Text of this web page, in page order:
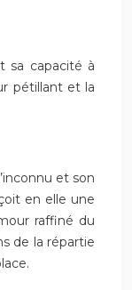
sa capacité à
pétillant et la
et son
en elle une
raffiné du
de la répartie